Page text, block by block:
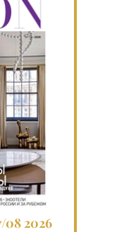
2026